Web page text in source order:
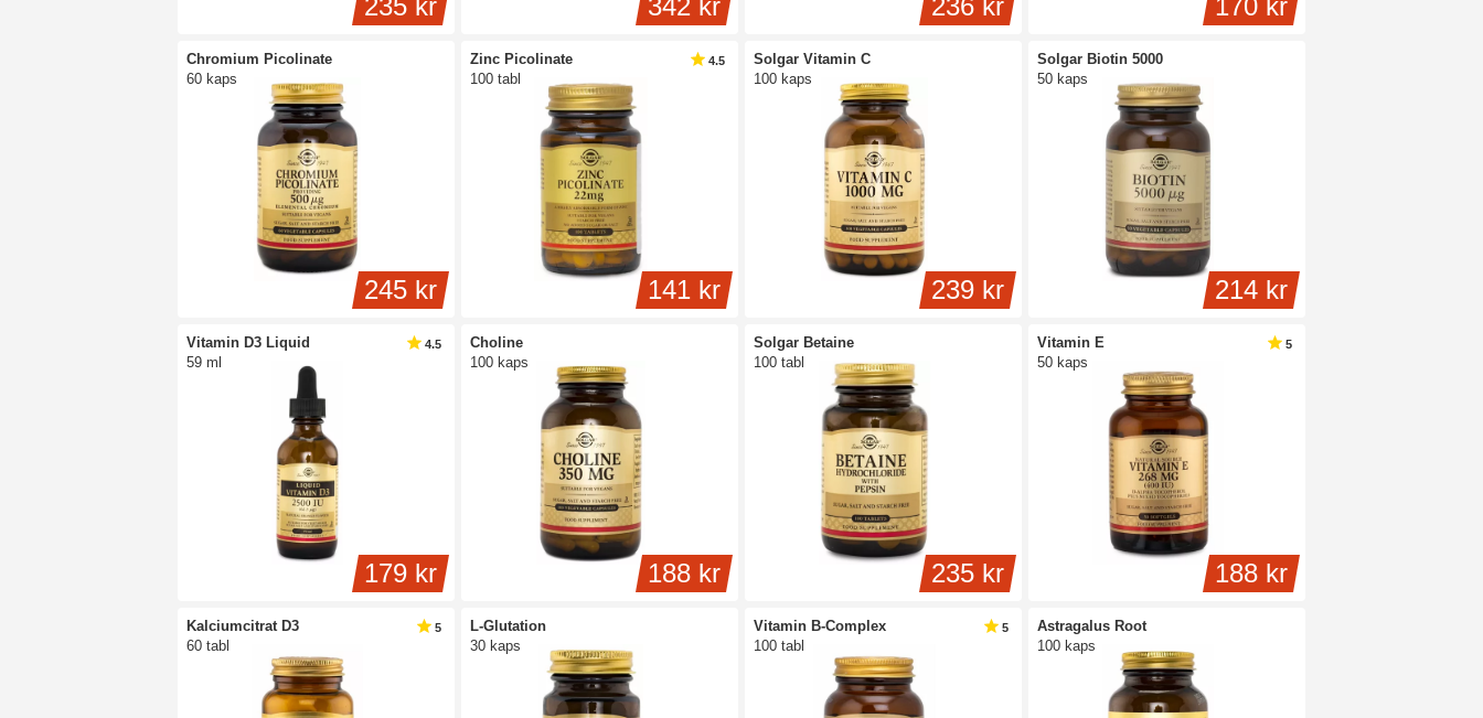
235 kr 342 kr 236 kr 170 kr
Chromium Picolinate
60 kaps
245 kr
Zinc Picolinate
100 tabl
141 kr
4.5
Solgar Vitamin C
100 kaps
239 kr
Solgar Biotin 5000
50 kaps
214 kr
Vitamin D3 Liquid
59 ml
179 kr
4.5
Choline
100 kaps
188 kr
Solgar Betaine
100 tabl
235 kr
Vitamin E
50 kaps
188 kr
5
Kalciumcitrat D3
60 tabl
5
L-Glutation
30 kaps
Vitamin B-Complex
100 tabl
5
Astragalus Root
100 kaps